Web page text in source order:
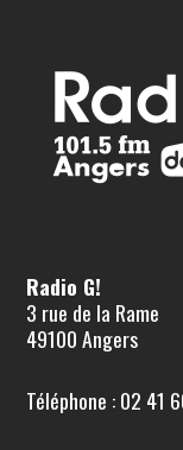
Radio G!
3 rue de la Rame
49100 Angers
Téléphone : 02 41